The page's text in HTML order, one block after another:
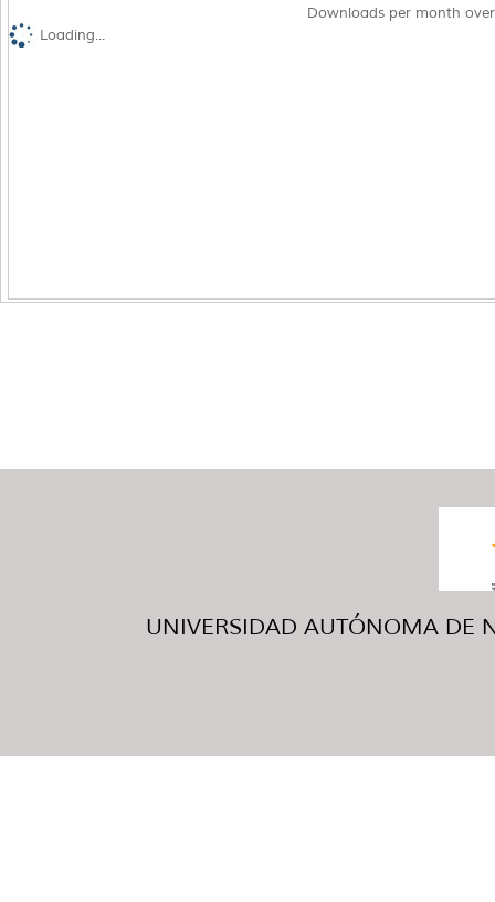
Downloads per month
Loading...
UNIVERSIDAD AUTÓNOMA DE